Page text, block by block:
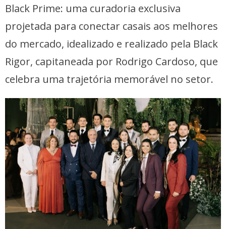
Black Prime: uma curadoria exclusiva
projetada para conectar casais aos melhores
do mercado, idealizado e realizado pela Black
Rigor, capitaneada por Rodrigo Cardoso, que
celebra uma trajetória memorável no setor.